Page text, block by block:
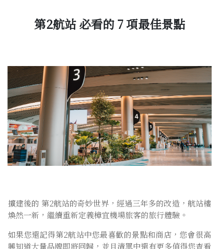
煥然一新，繼續重新定義樟宜機場旅客的旅行體驗。
如果您還記得第2航站中您最喜歡的景點和商店，您會很高
興知道大量品牌即將回歸，並且清單中還有更多值得您查看
的新商品。